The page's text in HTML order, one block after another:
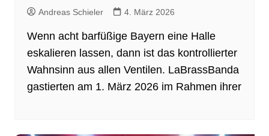
Andreas Schieler 4. März 2026
Wenn acht barfüßige Bayern eine Halle
eskalieren lassen, dann ist das kontrollierter
Wahnsinn aus allen Ventilen. LaBrassBanda
gastierten am 1. März 2026 im Rahmen ihrer